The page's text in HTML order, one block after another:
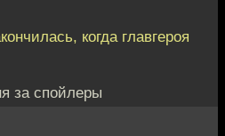
когда главгероя
за спойлеры